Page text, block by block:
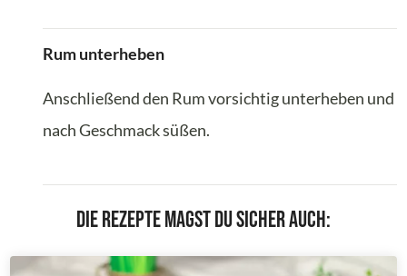
Rum unterheben
Anschließend den Rum vorsichtig unterheben und
nach Geschmack süßen.
Die Rezepte magst du sicher auch: